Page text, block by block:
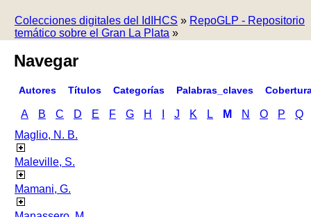
Colecciones digitales del IdIHCS » RepoGLP - Repositorio
temático sobre el Gran La Plata »
Navegar
Autores Títulos Categorías Palabras_claves
A B C D E F G H J K L M N O P
Q
Maglio, N. B.
Maleville, S.
Mamani, G.